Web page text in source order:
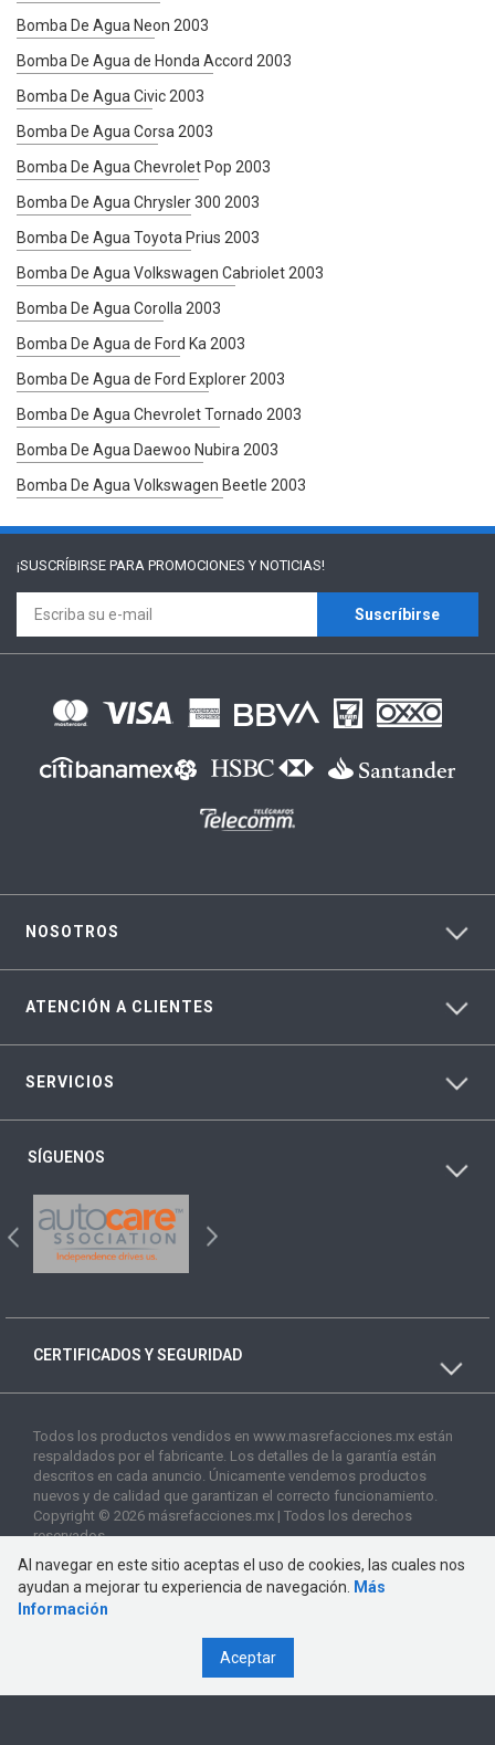
Bomba De Agua Neon 2003
Bomba De Agua de Honda Accord 2003
Bomba De Agua Civic 2003
Bomba De Agua Corsa 2003
Bomba De Agua Chevrolet Pop 2003
Bomba De Agua Chrysler 300 2003
Bomba De Agua Toyota Prius 2003
Bomba De Agua Volkswagen Cabriolet 2003
Bomba De Agua Corolla 2003
Bomba De Agua de Ford Ka 2003
Bomba De Agua de Ford Explorer 2003
Bomba De Agua Chevrolet Tornado 2003
Bomba De Agua Daewoo Nubira 2003
Bomba De Agua Volkswagen Beetle 2003
¡SUSCRÍBIRSE PARA PROMOCIONES Y NOTICIAS!
Suscríbirse
NOSOTROS
ATENCIÓN A CLIENTES
SERVICIOS
SÍGUENOS
CERTIFICADOS Y SEGURIDAD
Todos los productos vendidos en www.masrefacciones.mx están
respaldados por el fabricante. Los detalles de la garantía están
descritos en cada anuncio. Únicamente vendemos productos
nuevos y de calidad que garantizan el correcto funcionamiento.
Copyright © 2026 másrefacciones.mx | Todos los derechos
reservados
Al navegar en este sitio aceptas el uso de cookies, las cuales nos
ayudan a mejorar tu experiencia de navegación.
Más
Información
Aceptar